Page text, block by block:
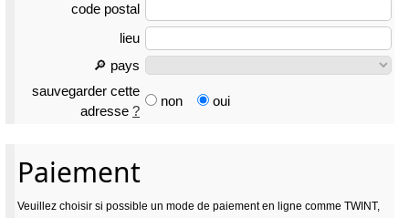
code postal
lieu
🔎 pays
sauvegarder cette
adresse ?
non oui
Paiement
Veuillez choisir si possible un mode de paiement en ligne comme TWINT,